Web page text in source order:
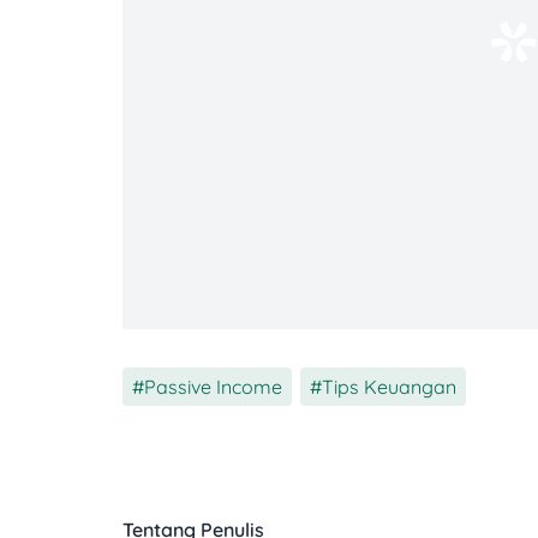
Passive Income Tips Keuangan
Tentang Penulis